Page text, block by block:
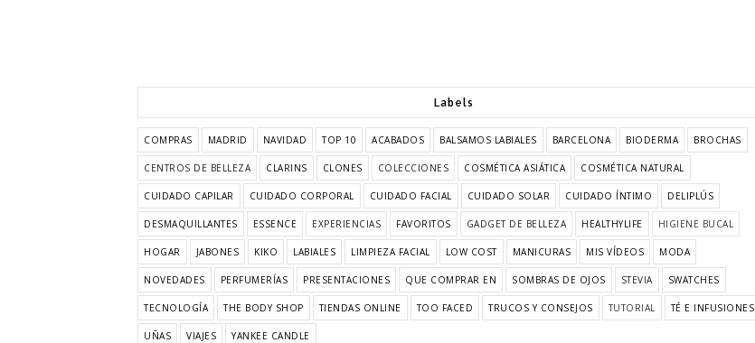
Labels
COMPRAS MADRID NAVIDAD TOP 10 ACABADOS BALSAMOS LABIALES BARCELONA BIODERMA BROCHAS
CENTROS DE BELLEZA CLARINS CLONES COLECCIONES COSMÉTICA ASIÁTICA COSMÉTICA NATURAL
CUIDADO CAPILAR CUIDADO CORPORAL CUIDADO FACIAL CUIDADO SOLAR CUIDADO ÍNTIMO DELIPLÚS
DESMAQUILLANTES ESSENCE EXPERIENCIAS FAVORITOS GADGET DE BELLEZA HEALTHYLIFE HIGIENE BUCAL
HOGAR JABONES KIKO LABIALES LIMPIEZA FACIAL LOW COST MANICURAS MIS VÍDEOS MODA
NOVEDADES PERFUMERÍAS PRESENTACIONES QUE COMPRAR EN SOMBRAS DE OJOS STEVIA SWATCHES
TECNOLOGÍA THE BODY SHOP TIENDAS ONLINE TOO FACED TRUCOS Y CONSEJOS TUTORIAL TÉ E INFUSIONES
UÑAS VIAJES YANKEE CANDLE